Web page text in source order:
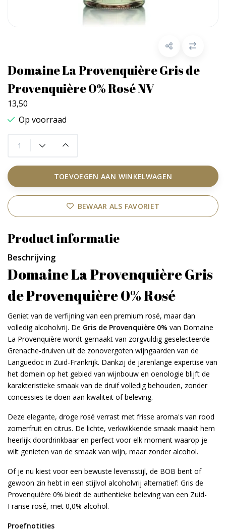
Domaine La Provenquière Gris de
Provenquière 0% Rosé NV
13,50
Op voorraad
TOEVOEGEN AAN WINKELWAGEN
BEWAAR ALS FAVORIET
Product informatie
Beschrijving
Domaine La Provenquière Gris
de Provenquière 0% Rosé
Geniet van de verfijning van een premium rosé, maar dan
volledig alcoholvrij. De Gris de Provenquière 0% van Domaine
La Provenquière wordt gemaakt van zorgvuldig geselecteerde
Grenache-druiven uit de zonovergoten wijngaarden van de
Languedoc in Zuid-Frankrijk. Dankzij de jarenlange expertise van
het domein op het gebied van wijnbouw en oenologie blijft de
karakteristieke smaak van de druif volledig behouden, zonder
concessies te doen aan kwaliteit of beleving.
Deze elegante, droge rosé verrast met frisse aroma's van rood
zomerfruit en citrus. De lichte, verkwikkende smaak maakt hem
heerlijk doordrinkbaar en perfect voor elk moment waarop je
wilt genieten van de smaak van wijn, maar zonder alcohol.
Of je nu kiest voor een bewuste levensstijl, de BOB bent of
gewoon zin hebt in een stijlvol alcoholvrij alternatief: Gris de
Provenquière 0% biedt de authentieke beleving van een Zuid-
Franse rosé, met 0,0% alcohol.
Proefnotities